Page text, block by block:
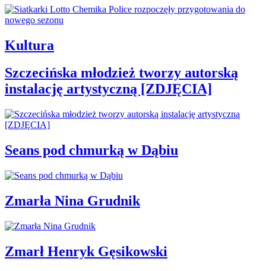
Kultura
Szczecińska młodzież tworzy autorską
instalację artystyczną [ZDJĘCIA]
Seans pod chmurką w Dąbiu
Zmarła Nina Grudnik
Zmarł Henryk Gęsikowski